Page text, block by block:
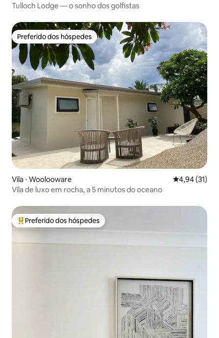
Tulloch Lodge — o sonho dos golfistas
Preferido dos hóspedes
Preferido dos hóspedes
Vila ⋅ Woolooware 4,94 de uma
4,94 (31)
Vila de luxo em rocha, a 5 minutos do oceano
Entre os melhores preferidos dos hóspedes
Preferido dos hóspedes